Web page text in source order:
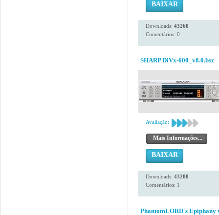
BAIXAR
Downloads: 43260
Comentários: 0
SHARP DiVx-600_v8.0.bsz
Avaliação:
Mais Informações...
BAIXAR
Downloads: 43288
Comentários: 1
PhantomLORD´s Epiphany